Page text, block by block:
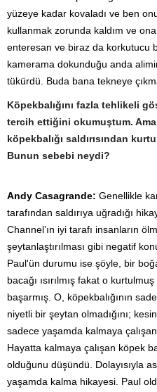
yüzeye kadar kovaladı ve ben
kullanmak zorunda kaldım ve
enteresan ve biraz da korkutucu
kamerama dokunduğu anda
tükürdü. Buda bana tekneye
Köpekbalığını fazla tehlikeli
tercih ettiğini okumuştum. Ama
köpekbalığı saldırısından
Bunun sebebi neydi?
Andy Casagrande: Genellikle
tarafından saldırıya uğradığı
Channel’ın iyi tarafı insanların
şeytanlaştırılması gibi negatif
Paul'ün durumu ise şöyle, bir
bacağı ısırılmış fakat o
başarmış. O, köpekbalığının
niyetli bir şeytan olmadığını;
sadece yaşamda kalmaya
Hayatta kalmaya çalışan köpek
olduğunu düşündü. Dolayısıyla
yaşamda kalma hikayesi. Paul